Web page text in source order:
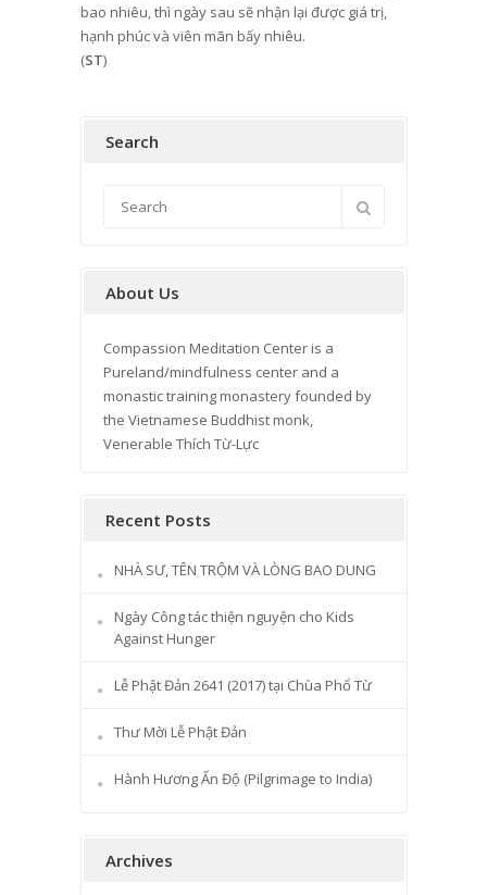
bao nhiêu, thì ngày sau sẽ nhận lại được giá trị,
hạnh phúc và viên mãn bấy nhiêu.
(ST)
Search
About Us
Compassion Meditation Center is a
Pureland/mindfulness center and a
monastic training monastery founded by
the Vietnamese Buddhist monk,
Venerable Thích Từ-Lực
Recent Posts
NHÀ SƯ, TÊN TRỘM VÀ LÒNG BAO DUNG
Ngày Công tác thiện nguyện cho Kids
Against Hunger
Lễ Phật Đản 2641 (2017) tại Chùa Phổ Từ
Thư Mời Lễ Phật Đản
Hành Hương Ấn Độ (Pilgrimage to India)
Archives